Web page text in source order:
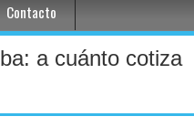
Contacto
a cuánto cotiza